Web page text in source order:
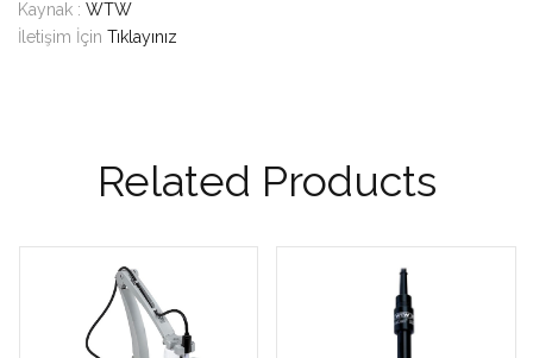
Kaynak : WTW
İletişim İçin Tıklayınız
Related Products